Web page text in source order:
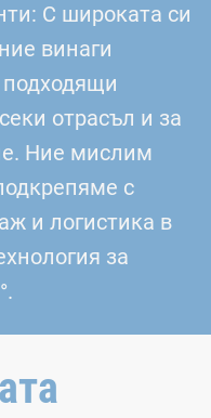
С широката си
винаги
отрасъл и за
Ние мислим
с
и логистика в
за